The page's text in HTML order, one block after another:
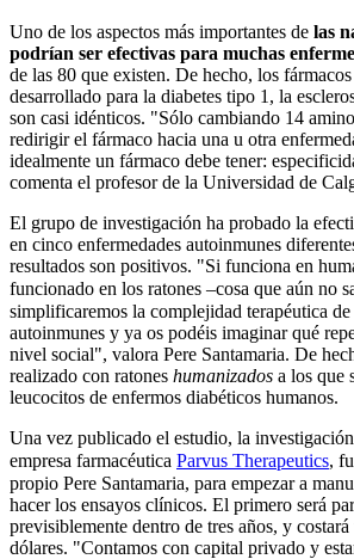
Uno de los aspectos más importantes de las
podrían ser efectivas para muchas
de las 80 que existen. De hecho, los fármacos
desarrollado para la diabetes tipo 1, la
son casi idénticos. "Sólo cambiando 14
redirigir el fármaco hacia una u otra
idealmente un fármaco debe tener:
comenta el profesor de la Universidad de
El grupo de investigación ha probado la
en cinco enfermedades autoinmunes
resultados son positivos. "Si funciona en
funcionado en los ratones –cosa que aún no
simplificaremos la complejidad terapéutica de
autoinmunes y ya os podéis imaginar qué
nivel social", valora Pere Santamaria. De
realizado con ratones humanizados a los que
leucocitos de enfermos diabéticos humanos.
Una vez publicado el estudio, la
empresa farmacéutica Parvus Therapeutics,
propio Pere Santamaria, para empezar a
hacer los ensayos clínicos. El primero será
previsiblemente dentro de tres años, y
dólares. "Contamos con capital privado y